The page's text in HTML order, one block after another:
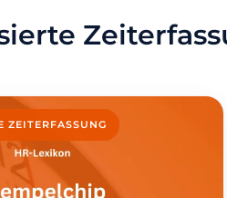
ZEITERFASSUNG